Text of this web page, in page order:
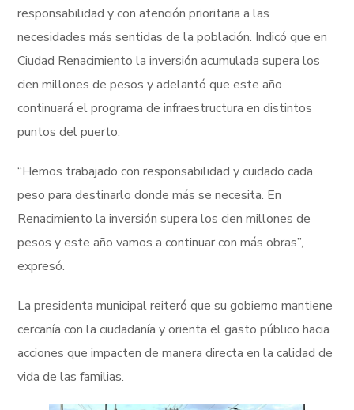
responsabilidad y con atención prioritaria a las
necesidades más sentidas de la población. Indicó que en
Ciudad Renacimiento la inversión acumulada supera los
cien millones de pesos y adelantó que este año
continuará el programa de infraestructura en distintos
puntos del puerto.
“Hemos trabajado con responsabilidad y cuidado cada
peso para destinarlo donde más se necesita. En
Renacimiento la inversión supera los cien millones de
pesos y este año vamos a continuar con más obras”,
expresó.
La presidenta municipal reiteró que su gobierno mantiene
cercanía con la ciudadanía y orienta el gasto público hacia
acciones que impacten de manera directa en la calidad de
vida de las familias.